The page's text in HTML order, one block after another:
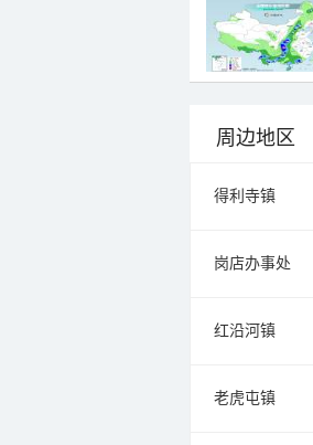
周边地区
得利寺镇
岗店办事处
红沿河镇
老虎屯镇